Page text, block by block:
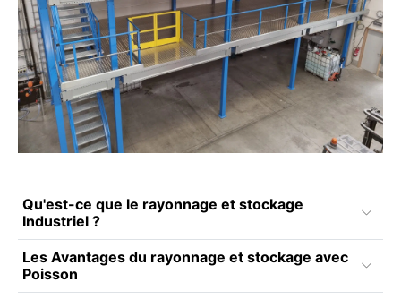
Qu'est-ce que le rayonnage et stockage
Industriel ?
Les Avantages du rayonnage et stockage avec
Poisson